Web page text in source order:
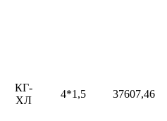
КГ-
ХЛ
4*1,5 37607,46